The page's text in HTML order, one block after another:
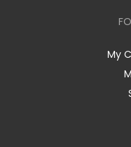
My